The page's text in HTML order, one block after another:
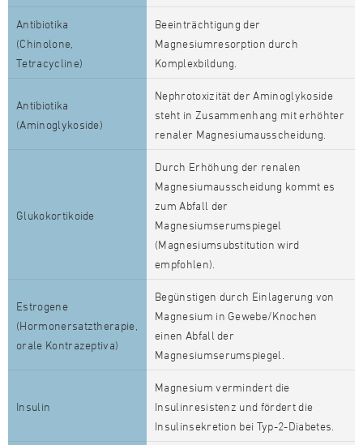
Antibiotika
(Chinolone,
Tetracycline)
Beeinträchtigung der
Magnesiumresorption durch
Komplexbildung.
Antibiotika
(Aminoglykoside)
Nephrotoxizität der Aminoglykoside
steht in Zusammenhang mit erhöhter
renaler Magnesiumausscheidung.
Glukokortikoide
Durch Erhöhung der renalen
Magnesiumausscheidung kommt es
zum Abfall der
Magnesiumserumspiegel
(Magnesiumsubstitution wird
empfohlen).
Estrogene
(Hormonersatztherapie,
orale Kontrazeptiva)
Begünstigen durch Einlagerung von
Magnesium in Gewebe/Knochen
einen Abfall der
Magnesiumserumspiegel.
Insulin
Magnesium vermindert die
Insulinresistenz und fördert die
Insulinsekretion bei Typ-2-Diabetes.